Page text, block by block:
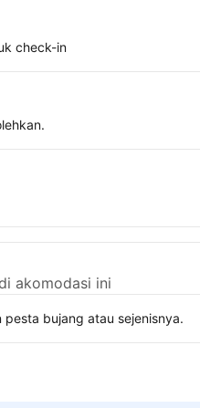
check-in
akomodasi ini
bujang atau sejenisnya.